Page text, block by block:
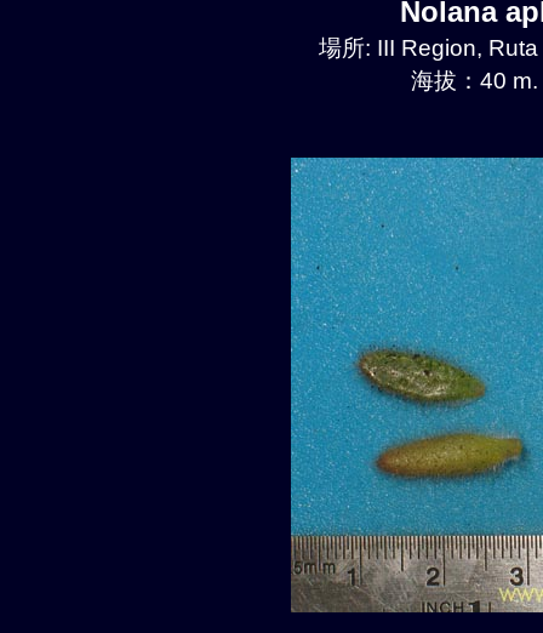
Nolana
場所: III Region,
海拔：40